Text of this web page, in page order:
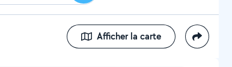
Afficher la carte